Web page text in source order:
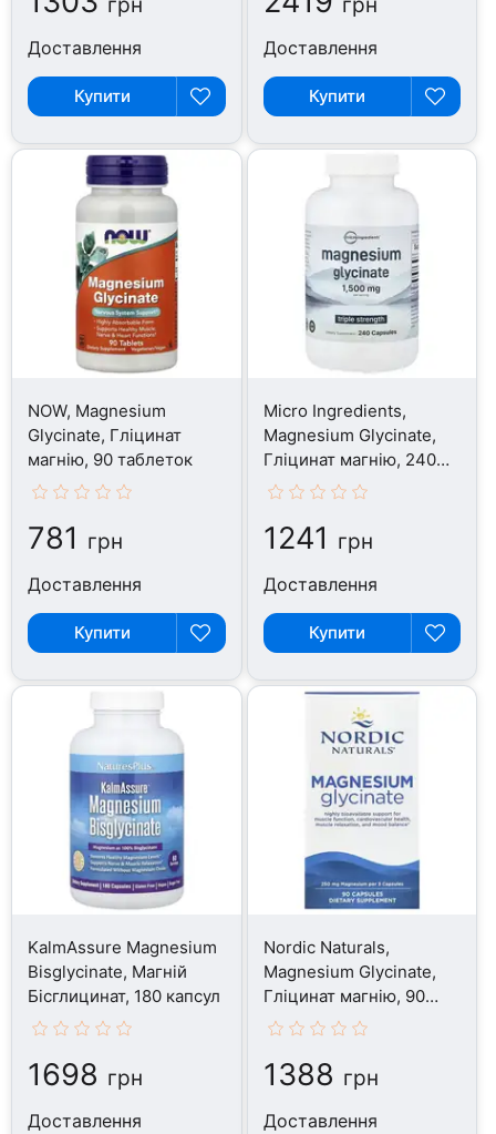
Доставлення
Купити
Доставлення
Купити
NOW, Magnesium
Glycinate, Гліцинат
магнію, 90 таблеток
781 грн
Доставлення
Купити
Micro Ingredients,
Magnesium Glycinate,
Гліцинат магнію, 240
капсул
1241 грн
Доставлення
Купити
KalmAssure Magnesium
Bisglycinate, Магній
Бісглицинат, 180 капсул
1698 грн
Доставлення
Nordic Naturals,
Magnesium Glycinate,
Гліцинат магнію, 90
капсул
1388 грн
Доставлення